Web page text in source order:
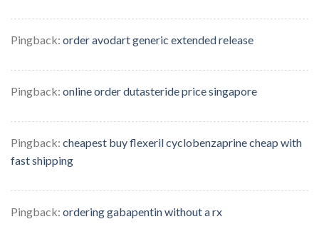
Pingback: order avodart generic extended release
Pingback: online order dutasteride price singapore
Pingback: cheapest buy flexeril cyclobenzaprine cheap with
fast shipping
Pingback: ordering gabapentin without a rx